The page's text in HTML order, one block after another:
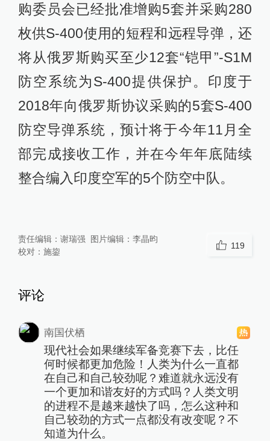
购委员会已经批准增购5套并采购280
枚供S-400使用的短程和远程导弹，还
将从俄罗斯购买至少12套“铠甲”-S1M
防空系统为S-400提供保护。印度于
2018年向俄罗斯协议采购的5套S-400
防空导弹系统，预计将于今年11月全
部完成接收工作，并在今年年底陆续
整合编入印度空军的5个防空中队。
责任编辑： 谢瑞强 图片编辑： 李晶昀
校对： 施鋆
119
评论
南国伏栖
现代社会如果继续军备竞赛下去，比任
何时候都更加危险！人类为什么一直都
在自己和自己较劲呢？难道就永远没有
一个更加和谐友好的方式吗？人类文明
的进程不是越来越快了吗，怎么这种和
自己较劲的方式一点都没有改变呢？不
知道为什么。